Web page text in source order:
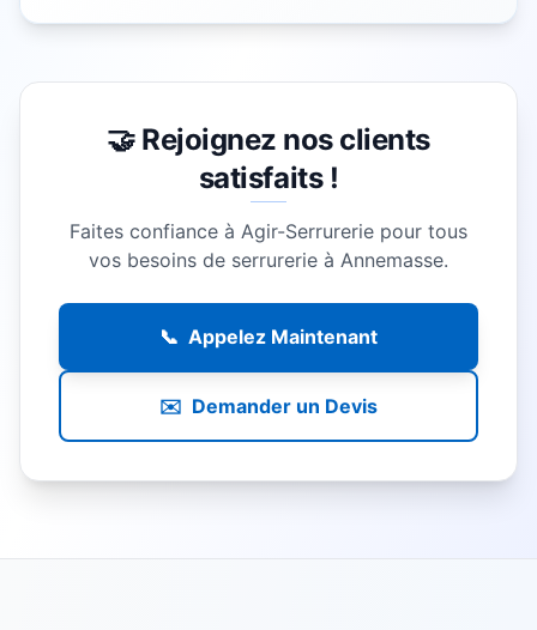
🤝 Rejoignez nos clients
satisfaits !
Faites confiance à Agir-Serrurerie pour tous
vos besoins de serrurerie à Annemasse.
📞 Appelez Maintenant
✉️ Demander un Devis